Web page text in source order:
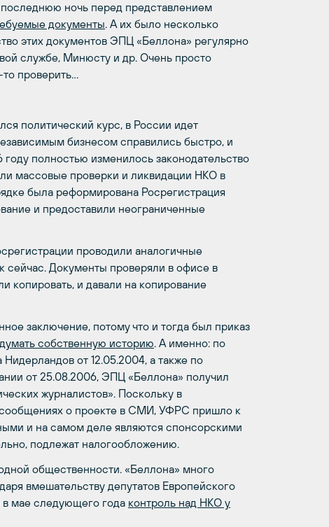
ночь перед представлением
документы. А их было несколько
этих документов ЭПЦ «Беллона» регулярно
службе, Минюсту и др. Очень просто
то проверить…
политический курс, в России идет
бизнесом справились быстро, и
полностью изменилось законодательство
массовые проверки и ликвидации НКО в
была реформирована Росрегистрация
и предоставили неограниченные
проводили аналогичные
сейчас. Документы проверяли в офисе в
копировать, и давали на копирование
заключение, потому что и тогда был приказ
собственную историю. А именно: по
от 12.05.2004, а также по
от 25.08.2006, ЭПЦ «Беллона» получил
журналистов». Поскольку в
сообщениях о проекте в СМИ, УФРС пришло к
и на самом деле являются спонсорскими
подлежат налогообложению.
общественности. «Беллона» много
вмешательству депутатов Европейского
в мае следующего года контроль над НКО у